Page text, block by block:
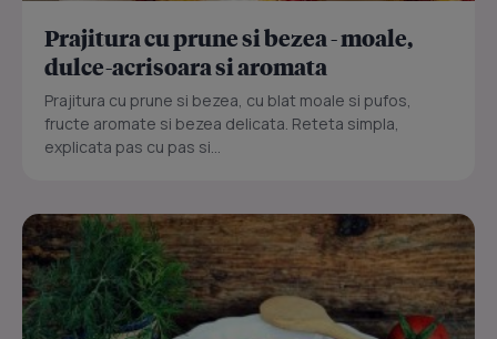
Prajitura cu prune si bezea - moale,
dulce-acrisoara si aromata
Prajitura cu prune si bezea, cu blat moale si pufos,
fructe aromate si bezea delicata. Reteta simpla,
explicata pas cu pas si...